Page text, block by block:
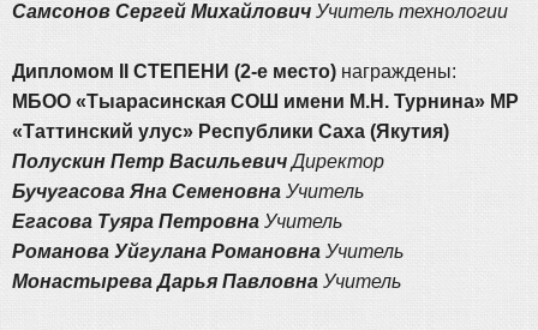
Самсонов Сергей Михайлович Учитель технологии
Дипломом II СТЕПЕНИ (2-е место) награждены:
МБОО «Тыарасинская СОШ имени М.Н. Турнина» МР
«Таттинский улус» Республики Саха (Якутия)
Полускин Петр ВасильевичДиректор
Бучугасова Яна Семеновна Учитель
Егасова Туяра Петровна Учитель
Романова Уйгулана Романовна Учитель
Монастырева Дарья Павловна Учитель